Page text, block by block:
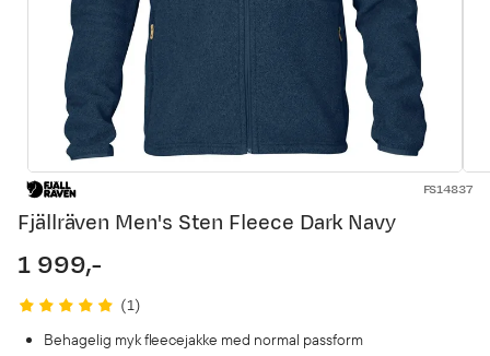
FS14837
Fjällräven Men's Sten Fleece Dark Navy
price
1 999,-
(1)
Behagelig myk fleecejakke med normal passform